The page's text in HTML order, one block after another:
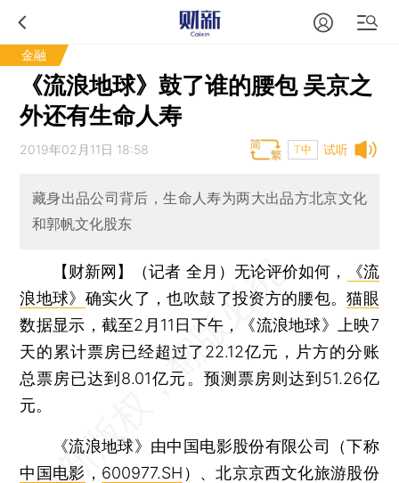
金融
《流浪地球》鼓了谁的腰包 吴京之
外还有生命人寿
试听
2019年02月11日 18:58 T中
藏身出品公司背后，生命人寿为两大出品方北京文化
和郭帆文化股东
【财新网】（记者 全月） 无论评价如何，
《流
浪地球》 确实火了，也吹鼓了投资方的腰包。猫眼
数据显示，截至2月11日下午，《流浪地球》上映7
天的累计票房已经超过了22.12亿元，片方的分账
总票房已达到8.01亿元。预测票房则达到51.26亿
元。
《流浪地球》由中国电影股份有限公司（下称
中国电影 ， 600977.SH ）、北京京西文化旅游股份